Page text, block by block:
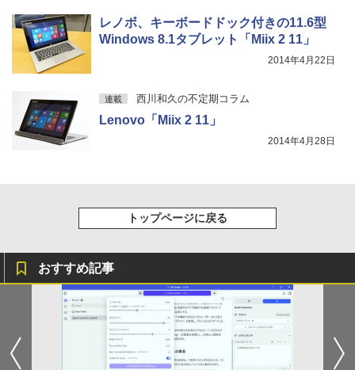
レノボ、キーボードドック付きの11.6型
Windows 8.1タブレット「Miix 2 11」
2014年4月22日
連載 西川和久の不定期コラム
Lenovo「Miix 2 11」
2014年4月28日
トップページに戻る
おすすめ記事